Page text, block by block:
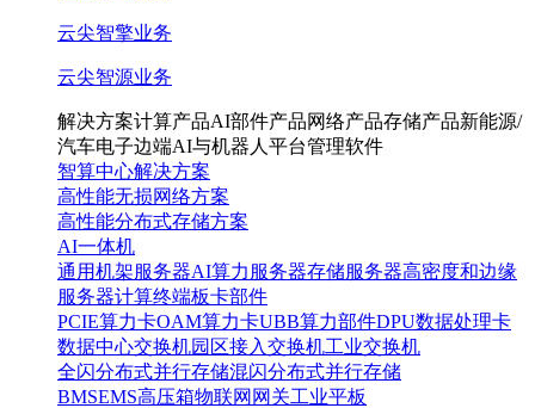
云尖智擎业务
云尖智源业务
解决方案计算产品AI部件产品网络产品存储产品新能源/
汽车电子边端AI与机器人 平台管理软件
智算中心解决方案
高性能无损网络方案
高性能分布式存储方案
AI一体机
通用机架服务器AI算力服务器存储服务器高密度和边缘
服务器计算终端板卡部件
PCIE算力卡OAM算力卡UBB算力部件DPU数据处理卡
数据中心交换机园区接入交换机工业交换机
全闪分布式并行存储混闪分布式并行存储
BMSEMS高压箱物联网网关工业平板